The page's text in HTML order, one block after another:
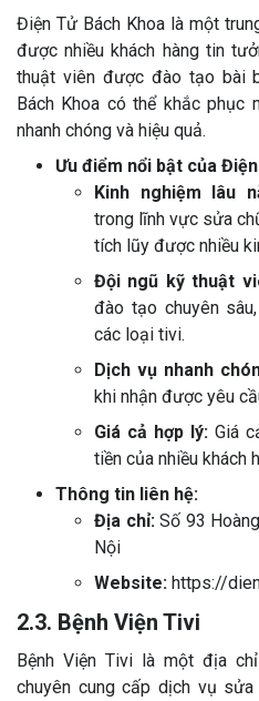
Điện Tử Bách Khoa là một
được nhiều khách hàng tin
thuật viên được đào tạo bài
Bách Khoa có thể khắc
nhanh chóng và hiệu quả.
Ưu điểm nổi bật của
Kinh nghiệm lâu
trong lĩnh vực sửa
tích lũy được nhiều
Đội ngũ kỹ thuật
đào tạo chuyên
các loại tivi.
Dịch vụ nhanh
khi nhận được yêu
Giá cả hợp lý: Giá
tiền của nhiều khách
Thông tin liên hệ:
Địa chỉ:Số 93
Nội
Website: https://
2.3. Bệnh Viện Tivi
Bệnh Viện Tivi là một địa
chuyên cung cấp dịch vụ